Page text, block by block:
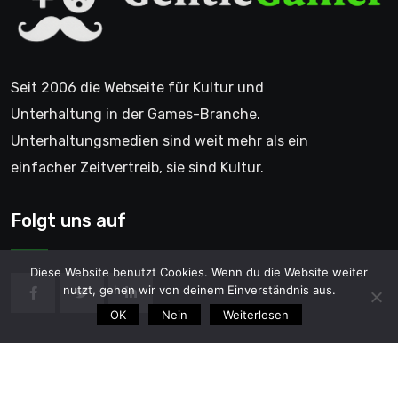
Seit 2006 die Webseite für Kultur und
Unterhaltung in der Games-Branche.
Unterhaltungsmedien sind weit mehr als ein
einfacher Zeitvertreib, sie sind Kultur.
Folgt uns auf
Diese Website benutzt Cookies. Wenn du die Website weiter
nutzt, gehen wir von deinem Einverständnis aus.
OK
Nein Weiterlesen